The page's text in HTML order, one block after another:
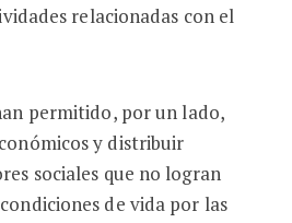
relacionadas con el
permitido, por un lado,
y distribuir
sociales que no logran
de vida por las